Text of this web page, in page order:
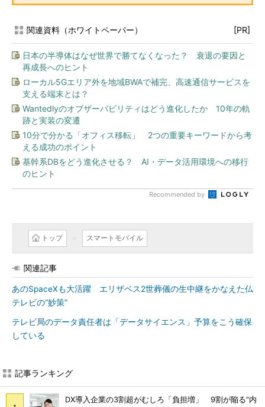
関連資料（ホワイトペーパー） [PR]
日本の半導体はなぜ世界で勝てなくなった？ 衰退の要因と
再成長へのヒント
ローカル5Gエリア外を地域BWAで補完、高速通信サービスを
支える端末とは？
Wantedlyのオブザーバビリティはどう進化したか 10年の軌
跡と実装の変遷
10分で分かる「オフィス移転」 2つの重要キーワードから考
える成功のポイント
基幹系DBをどう進化させる？ AI・データ活用環境への移行
のヒント
Recommended by
トップ スマートモバイル
関連記事
あのSpaceXも大活躍 エリザベス2世葬儀の生中継をかなえた仏
テレビの“妙策”
テレビ局のデータ責任者は「データサイエンス」予算をこう確保
している
記事ランキング
DX導入企業の3割超がむしろ「負担増」 9割が陥る“内